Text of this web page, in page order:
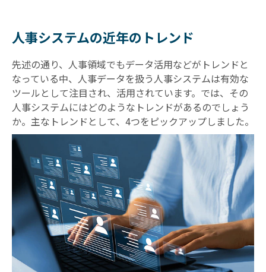
人事システムの近年のトレンド
先述の通り、人事領域でもデータ活用などがトレンドと
なっている中、人事データを扱う人事システムは有効な
ツールとして注目され、活用されています。では、その
人事システムにはどのようなトレンドがあるのでしょう
か。主なトレンドとして、4つをピックアップしました。